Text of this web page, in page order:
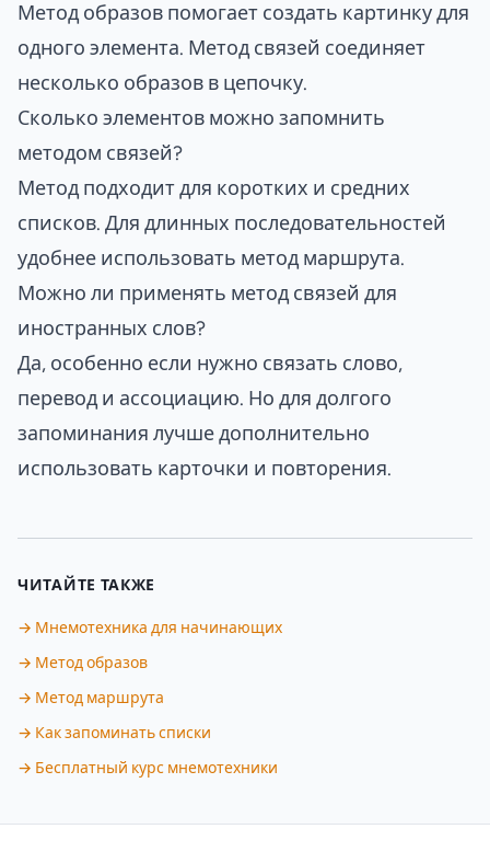
Метод образов помогает создать картинку для
одного элемента. Метод связей соединяет
несколько образов в цепочку.
Сколько элементов можно запомнить
методом связей?
Метод подходит для коротких и средних
списков. Для длинных последовательностей
удобнее использовать метод маршрута.
Можно ли применять метод связей для
иностранных слов?
Да, особенно если нужно связать слово,
перевод и ассоциацию. Но для долгого
запоминания лучше дополнительно
использовать карточки и повторения.
ЧИТАЙТЕ ТАКЖЕ
→ Мнемотехника для начинающих
→ Метод образов
→ Метод маршрута
→ Как запоминать списки
→ Бесплатный курс мнемотехники